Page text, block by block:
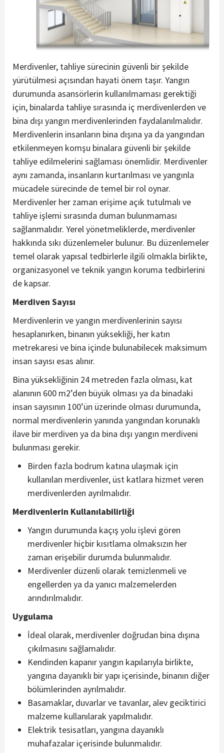
Merdivenler, tahliye sürecinin güvenli bir şekilde
yürütülmesi açısından hayati önem taşır. Yangın
durumunda asansörlerin kullanılmaması gerektiği
için, binalarda tahliye sırasında iç merdivenlerden ve
bina dışı yangın merdivenlerinden faydalanılmalıdır.
Merdivenlerin insanların bina dışına ya da yangından
etkilenmeyen komşu binalara güvenli bir şekilde
tahliye edilmelerini sağlaması önemlidir. Merdivenler
aynı zamanda, insanların kurtarılması ve yangınla
mücadele sürecinde de temel bir rol oynar.
Merdivenler her zaman erişime açık tutulmalı ve
tahliye işlemi sırasında duman bulunmaması
sağlanmalıdır. Yerel yönetmeliklerde, merdivenler
hakkında sıkı düzenlemeler bulunur. Bu düzenlemeler
temel olarak yapısal tedbirlerle ilgili olmakla birlikte,
organizasyonel ve teknik yangın koruma tedbirlerini
de kapsar.
Merdiven Sayısı
Merdivenlerin ve yangın merdivenlerinin sayısı
hesaplanırken, binanın yüksekliği, her katın
metrekaresi ve bina içinde bulunabilecek maksimum
insan sayısı esas alınır.
Bina yüksekliğinin 24 metreden fazla olması, kat
alanının 600 m2’den büyük olması ya da binadaki
insan sayısının 100’ün üzerinde olması durumunda,
normal merdivenlerin yanında yangından korunaklı
ilave bir merdiven ya da bina dışı yangın merdiveni
bulunması gerekir.
Birden fazla bodrum katına ulaşmak için
kullanılan merdivenler, üst katlara hizmet veren
merdivenlerden ayrılmalıdır.
Merdivenlerin Kullanılabilirliği
Yangın durumunda kaçış yolu işlevi gören
merdivenler hiçbir kısıtlama olmaksızın her
zaman erişebilir durumda bulunmalıdır.
Merdivenler düzenli olarak temizlenmeli ve
engellerden ya da yanıcı malzemelerden
arındırılmalıdır.
Uygulama
İdeal olarak, merdivenler doğrudan bina dışına
çıkılmasını sağlamalıdır.
Kendinden kapanır yangın kapılarıyla birlikte,
yangına dayanıklı bir yapı içerisinde, binanın diğer
bölümlerinden ayrılmalıdır.
Basamaklar, duvarlar ve tavanlar, alev geciktirici
malzeme kullanılarak yapılmalıdır.
Elektrik tesisatları, yangına dayanıklı
muhafazalar içerisinde bulunmalıdır.